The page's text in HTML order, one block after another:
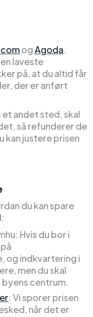
ogAgoda.
laveste
på, at du altid får
der er anført
et andet sted, skal
så refunderer de
kan justere prisen
du kan spare
Hvis du bor i
og indkvartering i
men du skal
centrum.
: Vi sporer prisen
når det er